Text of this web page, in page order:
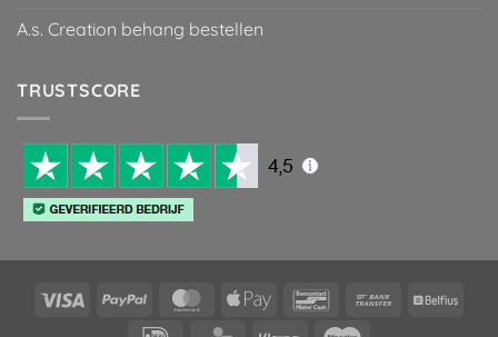
A.s. Creation behang bestellen
TRUSTSCORE
Visa PayPal MasterCard
Apple
BancontactBank